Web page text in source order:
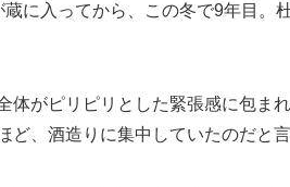
に入ってから、この冬で9年目。
体がピリピリとした緊張感に包ま
、酒造りに集中していたのだと言